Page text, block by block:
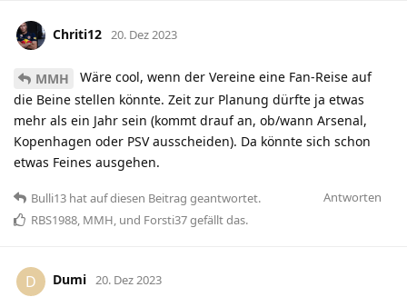
Chriti12 20. Dez 2023
MMH
Wäre cool, wenn der Vereine eine Fan-Reise auf
die Beine stellen könnte. Zeit zur Planung dürfte ja etwas
mehr als ein Jahr sein (kommt drauf an, ob/wann Arsenal,
Kopenhagen oder PSV ausscheiden). Da könnte sich schon
etwas Feines ausgehen.
Antworten
Bulli13 hatauf diesen Beitrag geantwortet.
RBS1988 MMH , und Forsti37gefällt das.
D Dumi 20. Dez 2023